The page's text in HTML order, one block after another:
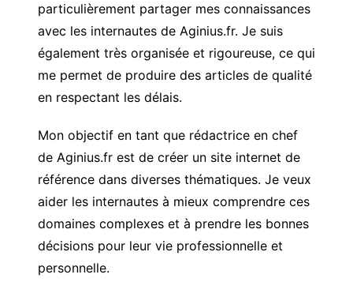
particulièrement partager mes connaissances
avec les internautes de Aginius.fr. Je suis
également très organisée et rigoureuse, ce qui
me permet de produire des articles de qualité
en respectant les délais.
Mon objectif en tant que rédactrice en chef
de Aginius.fr est de créer un site internet de
référence dans diverses thématiques. Je veux
aider les internautes à mieux comprendre ces
domaines complexes et à prendre les bonnes
décisions pour leur vie professionnelle et
personnelle.